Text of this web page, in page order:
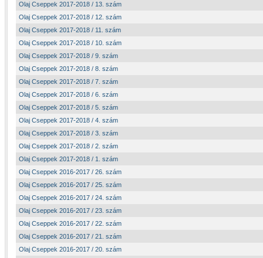
Olaj Cseppek 2017-2018 / 13. szám
Olaj Cseppek 2017-2018 / 12. szám
Olaj Cseppek 2017-2018 / 11. szám
Olaj Cseppek 2017-2018 / 10. szám
Olaj Cseppek 2017-2018 / 9. szám
Olaj Cseppek 2017-2018 / 8. szám
Olaj Cseppek 2017-2018 / 7. szám
Olaj Cseppek 2017-2018 / 6. szám
Olaj Cseppek 2017-2018 / 5. szám
Olaj Cseppek 2017-2018 / 4. szám
Olaj Cseppek 2017-2018 / 3. szám
Olaj Cseppek 2017-2018 / 2. szám
Olaj Cseppek 2017-2018 / 1. szám
Olaj Cseppek 2016-2017 / 26. szám
Olaj Cseppek 2016-2017 / 25. szám
Olaj Cseppek 2016-2017 / 24. szám
Olaj Cseppek 2016-2017 / 23. szám
Olaj Cseppek 2016-2017 / 22. szám
Olaj Cseppek 2016-2017 / 21. szám
Olaj Cseppek 2016-2017 / 20. szám